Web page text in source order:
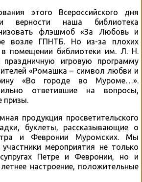
этого Всероссийского дня
наша библиотека
флэшмоб «За Любовь и
возле ГПНТБ. Но из-за плохих
в помещении библиотеки им. Л. Н.
праздничную игровую программу
«Ромашка – символ любви и
«Во городе во Муроме…».
ответившие на вопросы,
призы.
продукция просветительского
буклеты, рассказывающие о
и Февронии Муромских. Мы
мероприятия не только
Петре и Февронии, но и
настроение, положительные